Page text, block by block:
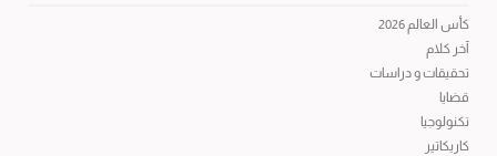
كأس العالم 2026
آخر كلام
تحقيقات و دراسات
قضايا
تكنولوجيا
كاريكاتير